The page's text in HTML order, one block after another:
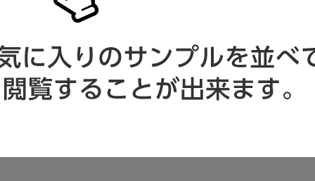
回る省エネ住宅」の導入や、2030年度までの「新
築住宅のZEH基準の水準の省エネルギー性能確
もに、既存住宅について、省エネ改修等への支援
を行う事業です。